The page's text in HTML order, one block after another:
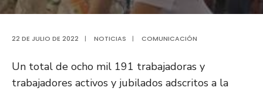
22 DE JULIO DE 2022 | NOTICIAS | COMUNICACIÓN
Un total de ocho mil 191 trabajadoras y
trabajadores activos y jubilados adscritos a la